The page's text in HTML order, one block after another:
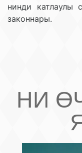
нинди катлаулы
законнары.
НИ